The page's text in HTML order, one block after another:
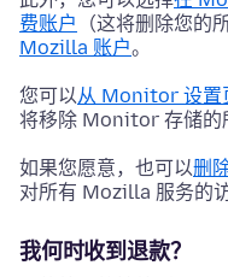
费账户
（这将删除您
Mozilla 账户。
您可以 从 Monitor 设置
将移除 Monitor 存储的
如果您愿意，也可以删
对所有 Mozilla 服务的
我何时收到退款？